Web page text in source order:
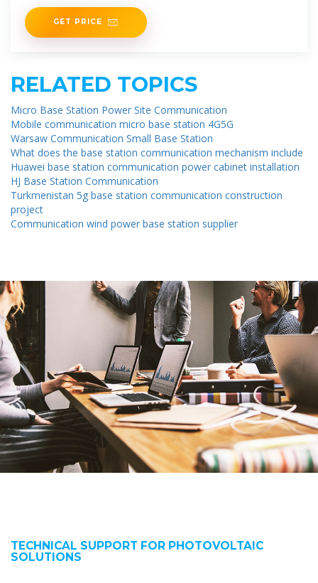
GET PRICE
RELATED TOPICS
Micro Base Station Power Site Communication
Mobile communication micro base station 4G5G
Warsaw Communication Small Base Station
What does the base station communication mechanism include
Huawei base station communication power cabinet installation
HJ Base Station Communication
Turkmenistan 5g base station communication construction
project
Communication wind power base station supplier
TECHNICAL SUPPORT FOR PHOTOVOLTAIC
SOLUTIONS